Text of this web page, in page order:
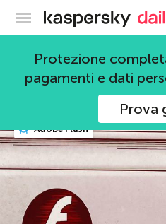
Blog
Protezione
pagamenti e dati
Prova
Kaspersky
Adobe Flash